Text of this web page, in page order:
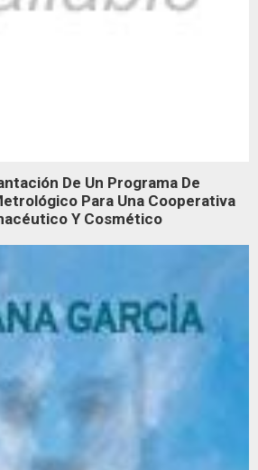
De Un Programa De
Para Una Cooperativa
Y Cosmético